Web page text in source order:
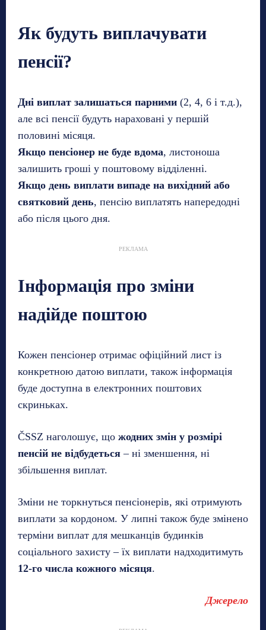
Як будуть виплачувати
пенсії?
Дні виплат залишаться парними (2, 4, 6 і т.д.),
але всі пенсії будуть нараховані у першій
половині місяця.
Якщо пенсіонер не буде вдома, листоноша
залишить гроші у поштовому відділенні.
Якщо день виплати випаде на вихідний або
святковий день, пенсію виплатять напередодні
або після цього дня.
РЕКЛАМА
Інформація про зміни
надійде поштою
Кожен пенсіонер отримає офіційний лист із
конкретною датою виплати, також інформація
буде доступна в електронних поштових
скриньках.
ČSSZ наголошує, що жодних змін у розмірі
пенсій не відбудеться – ні зменшення, ні
збільшення виплат.
Зміни не торкнуться пенсіонерів, які отримують
виплати за кордоном. У липні також буде змінено
терміни виплат для мешканців будинків
соціального захисту – їх виплати надходитимуть
12-го числа кожного місяця.
Джерело